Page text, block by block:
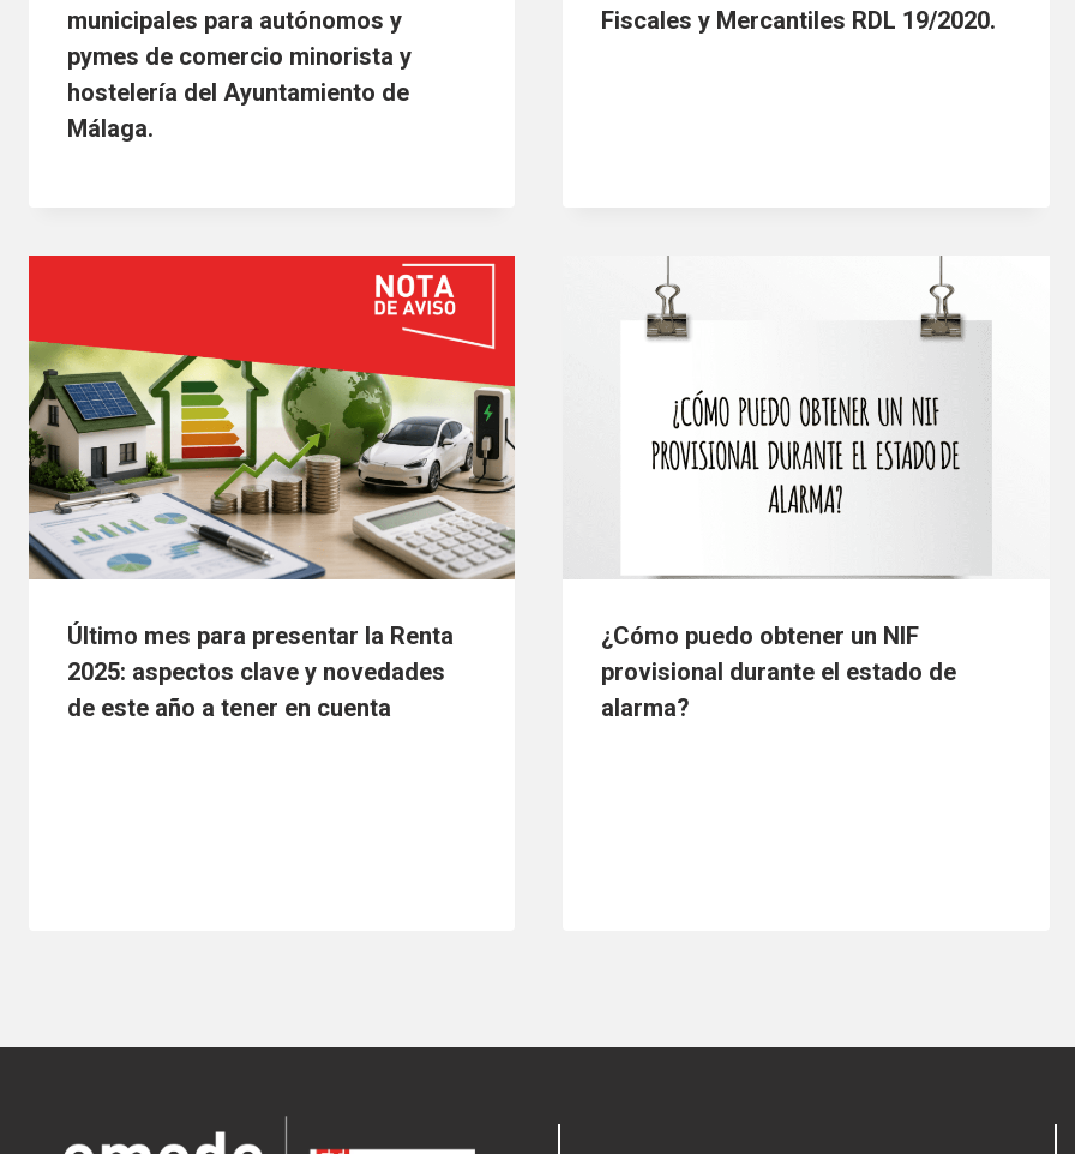
municipales para autónomos y
pymes de comercio minorista y
hostelería del Ayuntamiento de
Málaga.
Fiscales y Mercantiles RDL 19/2020.
Último mes para presentar la Renta
2025: aspectos clave y novedades
de este año a tener en cuenta
¿Cómo puedo obtener un NIF
provisional durante el estado de
alarma?